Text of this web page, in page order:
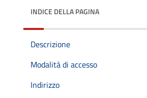
INDICE DELLA PAGINA
Descrizione
Modalità di accesso
Indirizzo